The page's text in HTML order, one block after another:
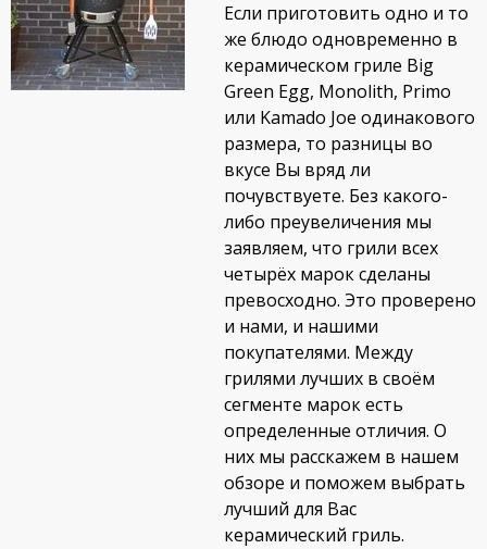
Если приготовить одно и то
же блюдо одновременно в
керамическом гриле Big
Green Egg, Monolith, Primo
или Kamado Joe одинакового
размера, то разницы во
вкусе Вы вряд ли
почувствуете. Без какого-
либо преувеличения мы
заявляем, что грили всех
четырёх марок сделаны
превосходно. Это проверено
и нами, и нашими
покупателями. Между
грилями лучших в своём
сегменте марок есть
определенные отличия. О
них мы расскажем в нашем
обзоре и поможем выбрать
лучший для Вас
керамический гриль.